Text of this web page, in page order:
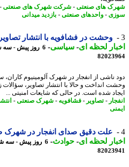
های صنعتی-شرکت شهرک های صنعتی-
- واحدهای صنعتی-بازدید میدانی
وحشت در فشافویه با انتشار تصاویر
لحظه ای- سیاسی-6 روز پیش - سه شنبه 13 مرداد 1405، 18:41
ناشی از انفجار در شهرک آلومینیوم کاران،
انداخت و حالا با انتشار تصاویر، سؤالات
شده است. در حالی که شایعات امنیتی ...
-تصاویر-فشافویه-شهرک صنعتی-انتشار-
علت دقیق صدای انفجار در شهرک
لحظه ای- حوادث -6 روز پیش - سه شنبه 13 مرداد 1405، 18:36